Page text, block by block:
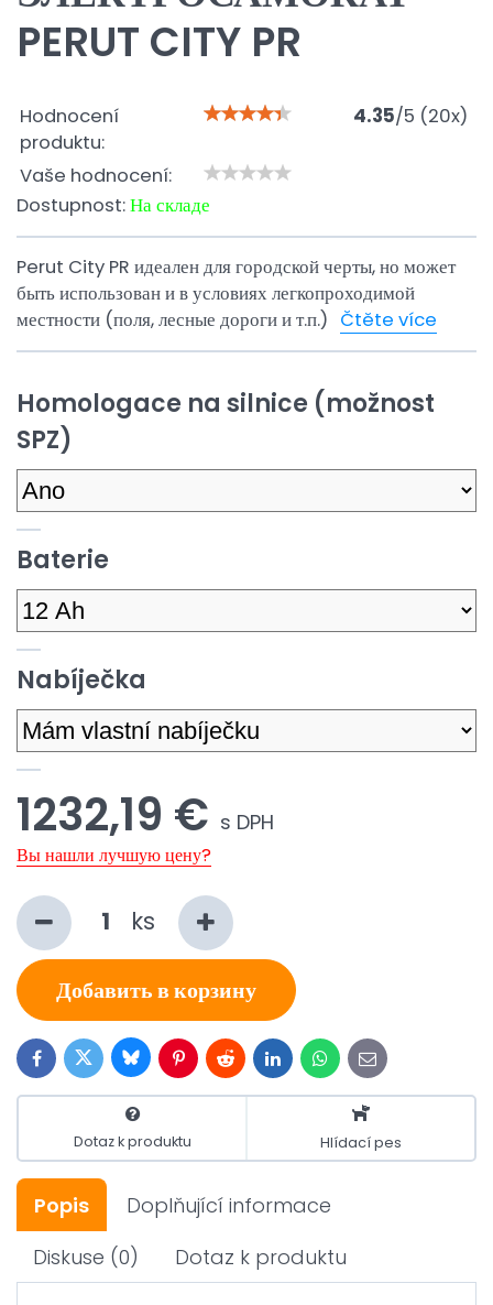
PERUT CITY PR
Hodnocení
produktu:
4.35/5 (20x)
Vaše hodnocení:
Dostupnost:На складе
Perut City PR идеален для городской черты, но может
быть использован и в условиях легкопроходимой
местности (поля, лесные дороги и т.п.) Čtěte více
Homologace na silnice (možnost
SPZ)
Baterie
Nabíječka
1232,19 € s DPH
Вы нашли лучшую цену?
ks
Добавить в корзину
FacebookTwitterBlueskyPinterestRedditLinkedInWhatsApp
E-
mail
Dotaz k produktu Hlídací pes
Popis
Doplňující informace
Diskuse (0) Dotaz k produktu